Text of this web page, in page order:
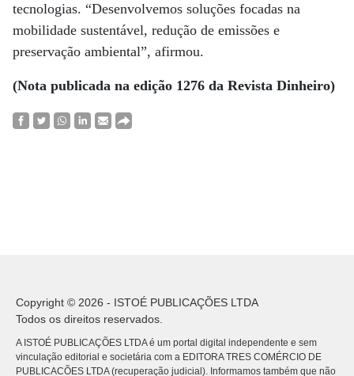
tecnologias. “Desenvolvemos soluções focadas na
mobilidade sustentável, redução de emissões e
preservação ambiental”, afirmou.
(Nota publicada na edição 1276 da Revista Dinheiro)
Copyright © 2026 - ISTOÉ PUBLICAÇÕES LTDA
Todos os direitos reservados.
A ISTOÉ PUBLICAÇÕES LTDA é um portal digital independente e sem
vinculação editorial e societária com a EDITORA TRES COMÉRCIO DE
PUBLICACÕES LTDA (recuperação judicial). Informamos também que não